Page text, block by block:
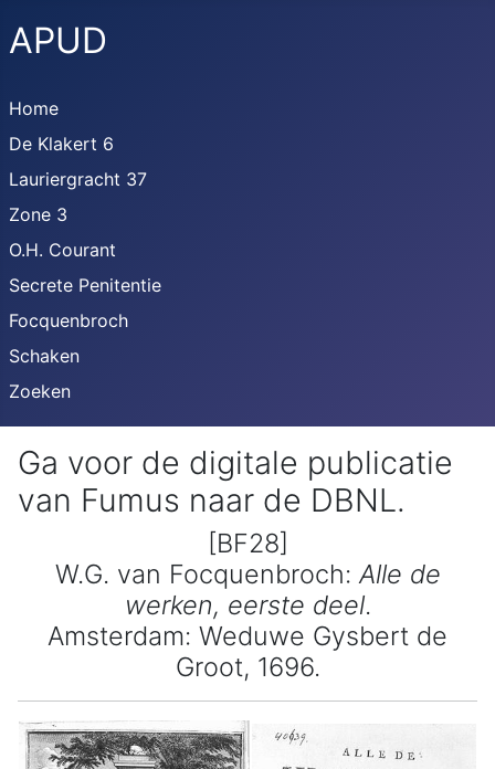
APUD
Home
De Klakert 6
Lauriergracht 37
Zone 3
O.H. Courant
Secrete Penitentie
Focquenbroch
Schaken
Zoeken
Ga voor de digitale publicatie
van Fumus naar de DBNL.
[BF28]
W.G. van Focquenbroch:Alle de
werken, eerste deel.
Amsterdam: Weduwe Gysbert de
Groot, 1696.